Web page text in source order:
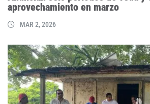
aprovechamiento en marzo
MAR 2, 2026